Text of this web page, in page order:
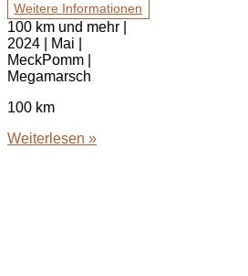
Weitere Informationen
100 km und mehr |
2024 | Mai |
MeckPomm |
Megamarsch
100 km
Weiterlesen »